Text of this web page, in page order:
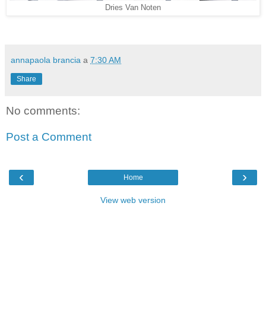
Dries Van Noten
annapaola brancia a 7:30 AM
Share
No comments:
Post a Comment
‹ ›
Home
View web version